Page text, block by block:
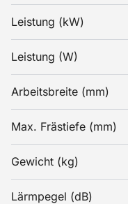
Leistung (kW)
Leistung (W)
Arbeitsbreite (mm)
Max. Frästiefe (mm)
Gewicht (kg)
Lärmpegel (dB)